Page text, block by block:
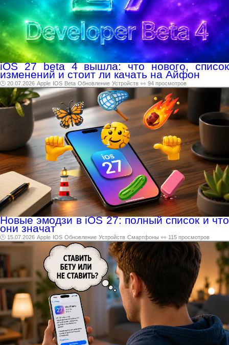
iOS 27 beta 4 вышла: что нового, список
изменений и стоит ли качать на Айфон
🕑 20.07.2026 Apple IOS Beta Обновление Устройств 👀 94 просмотров
Новые эмодзи в iOS 27: полный список и что
они значат
🕑 15.07.2026 Apple IOS Обновление Устройств Смартфоны 👀 115 просмотров